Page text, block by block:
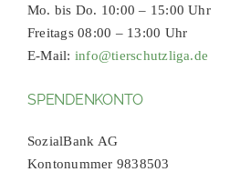
Mo. bis Do. 10:00 – 15:00 Uhr
Freitags 08:00 – 13:00 Uhr
E-Mail: info@tierschutzliga.de
SPENDENKONTO
SozialBank AG
Kontonummer 9838503